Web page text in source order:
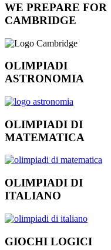
WE PREPARE FOR
CAMBRIDGE
OLIMPIADI
ASTRONOMIA
OLIMPIADI DI
MATEMATICA
OLIMPIADI DI
ITALIANO
GIOCHI LOGICI